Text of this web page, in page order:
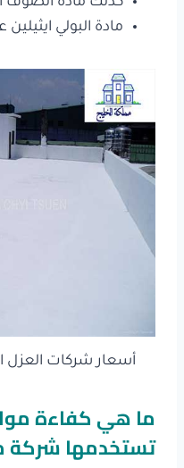
مادة البولي
أسعار شركات العزل
ما هي كفاءة
تستخدمها شركة